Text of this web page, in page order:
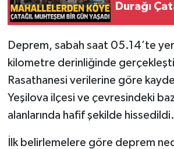
Durağı
Deprem, sabah saat 05.14’te
kilometre derinliğinde
Rasathanesi verilerine göre
Yeşilova ilçesi ve çevresindeki
alanlarında hafif şekilde hissedildi.
İlk belirlemelere göre deprem